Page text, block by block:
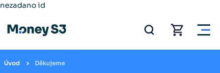
nezadano id
Úvod Děkujeme